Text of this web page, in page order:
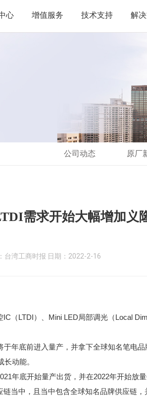
心 增值服务 技术支持 解
公司动态 原厂
需求开始大幅增加义
台湾工商时报 日期：2022-2-16
（LTDI）、Mini LED局部调光（Local
年底前进入量产，并拿下全球知名笔电
动能。
年底开始量产出货，并在2022年开始放
当中，且当中包含全球知名品牌供应链